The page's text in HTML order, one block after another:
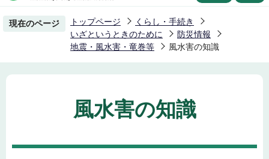
現在のページ トップページ
くらし・手続き
いざというときのために
防災情報
地震・風水害・竜巻等
風水害の知識
風水害の知識